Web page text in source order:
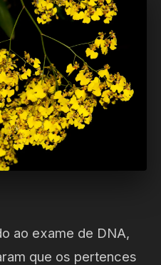
ao exame de DNA,
que os pertences